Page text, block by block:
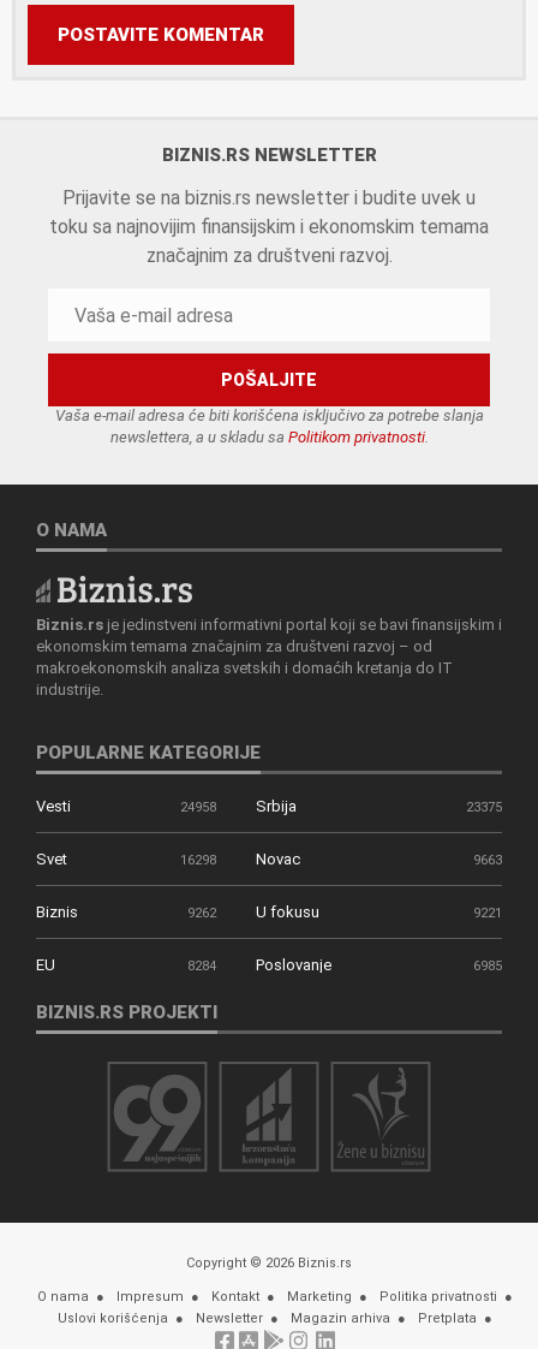
POSTAVITE KOMENTAR
BIZNIS.RS NEWSLETTER
Prijavite se na biznis.rs newsletter i budite uvek u
toku sa najnovijim finansijskim i ekonomskim temama
značajnim za društveni razvoj.
Vaša e-mail adresa će biti korišćena isključivo za potrebe slanja
newslettera, a u skladu sa Politikom privatnosti.
O NAMA
Biznis.rs je jedinstveni informativni portal koji se bavi finansijskim i
ekonomskim temama značajnim za društveni razvoj – od
makroekonomskih analiza svetskih i domaćih kretanja do IT
industrije.
POPULARNE KATEGORIJE
Vesti 24958 Srbija 23375
Svet 16298 Novac 9663
Biznis 9262 U fokusu 9221
EU 8284 Poslovanje 6985
BIZNIS.RS PROJEKTI
Copyright © 2026 Biznis.rs
O nama Impresum Kontakt Marketing
Politika privatnosti
Uslovi korišćenja
Newsletter Magazin arhiva Pretplata